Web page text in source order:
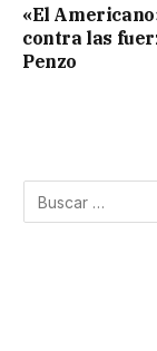
«El
contra las
Penzo